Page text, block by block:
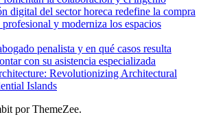
digital del sector horeca redefine la compra
y moderniza los espacios
penalista y en qué casos resulta
con su asistencia especializada
Revolutionizing Architectural
Islands
por ThemeZee.